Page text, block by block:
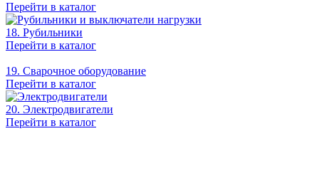
Перейти в каталог
18. Рубильники
Перейти в каталог
19. Сварочное оборудование
Перейти в каталог
20. Электродвигатели
Перейти в каталог